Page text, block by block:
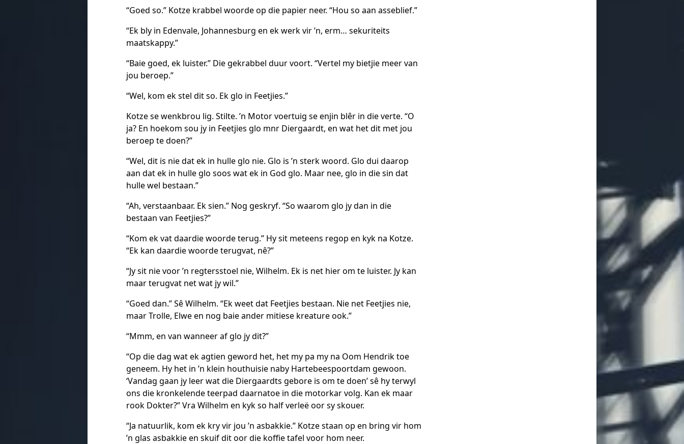
“Goed so.” Kotze krabbel woorde op die papier neer. “Hou so aan asseblief.”
“Ek bly in Edenvale, Johannesburg en ek werk vir ’n, erm… sekuriteits
maatskappy.”
“Baie goed, ek luister.” Die gekrabbel duur voort. “Vertel my bietjie meer van
jou beroep.”
“Wel, kom ek stel dit so. Ek glo in Feetjies.”
Kotze se wenkbrou lig. Stilte. ’n Motor voertuig se enjin blêr in die verte. “O
ja? En hoekom sou jy in Feetjies glo mnr Diergaardt, en wat het dit met jou
beroep te doen?”
“Wel, dit is nie dat ek in hulle glo nie. Glo is ’n sterk woord. Glo dui daarop
aan dat ek in hulle glo soos wat ek in God glo. Maar nee, glo in die sin dat
hulle wel bestaan.”
“Ah, verstaanbaar. Ek sien.” Nog geskryf. “So waarom glo jy dan in die
bestaan van Feetjies?”
“Kom ek vat daardie woorde terug.” Hy sit meteens regop en kyk na Kotze.
“Ek kan daardie woorde terugvat, nê?”
“Jy sit nie voor ’n regtersstoel nie, Wilhelm. Ek is net hier om te luister. Jy kan
maar terugvat net wat jy wil.”
“Goed dan.” Sê Wilhelm. “Ek weet dat Feetjies bestaan. Nie net Feetjies nie,
maar Trolle, Elwe en nog baie ander mitiese kreature ook.”
“Mmm, en van wanneer af glo jy dit?”
“Op die dag wat ek agtien geword het, het my pa my na Oom Hendrik toe
geneem. Hy het in ’n klein houthuisie naby Hartebeespoortdam gewoon.
‘Vandag gaan jy leer wat die Diergaardts gebore is om te doen’ sê hy terwyl
ons die kronkelende teerpad daarnatoe in die motorkar volg. Kan ek maar
rook Dokter?” Vra Wilhelm en kyk so half verleë oor sy skouer.
“Ja natuurlik, kom ek kry vir jou ’n asbakkie.” Kotze staan op en bring vir hom
’n glas asbakkie en skuif dit oor die koffie tafel voor hom neer.